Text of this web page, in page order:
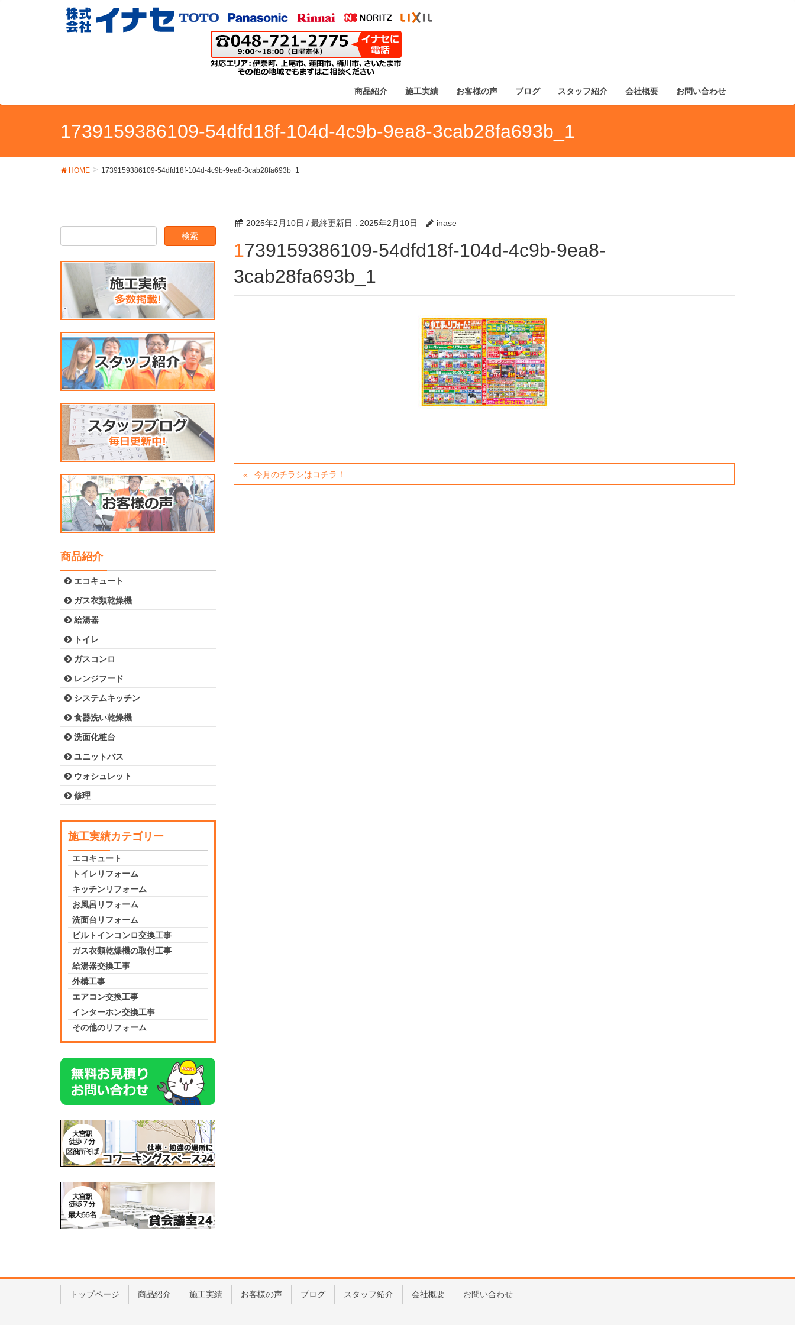
商品紹介 施工実績 お客様の声 ブログ スタッフ紹介 会社概要 お問い合わせ
1739159386109-54dfd18f-104d-4c9b-9ea8-3cab28fa693b_1
HOME 1739159386109-54dfd18f-104d-4c9b-9ea8-3cab28fa693b_1
2025年2月10日 / 最終更新日 : 2025年2月10日 inase
1739159386109-54dfd18f-104d-4c9b-9ea8-
3cab28fa693b_1
今月のチラシはコチラ！
商品紹介
エコキュート
ガス衣類乾燥機
給湯器
トイレ
ガスコンロ
レンジフード
システムキッチン
食器洗い乾燥機
洗面化粧台
ユニットバス
ウォシュレット
修理
施工実績カテゴリー
エコキュート
トイレリフォーム
キッチンリフォーム
お風呂リフォーム
洗面台リフォーム
ビルトインコンロ交換工事
ガス衣類乾燥機の取付工事
給湯器交換工事
外構工事
エアコン交換工事
インターホン交換工事
その他のリフォーム
トップページ 商品紹介 施工実績 お客様の声 ブログ スタッフ紹介 会社概要 お問い合わせ